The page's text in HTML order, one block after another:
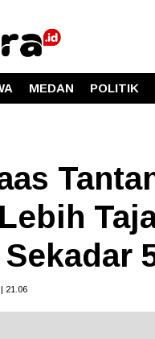
MEDAN POLITIK
21.06